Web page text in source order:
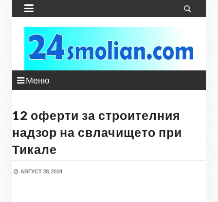
 
Меню
12 оферти за строителния
надзор на свлачището при
Тикале
АВГУСТ 28, 2024